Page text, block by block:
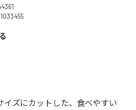
イズにカットした、食べやすい